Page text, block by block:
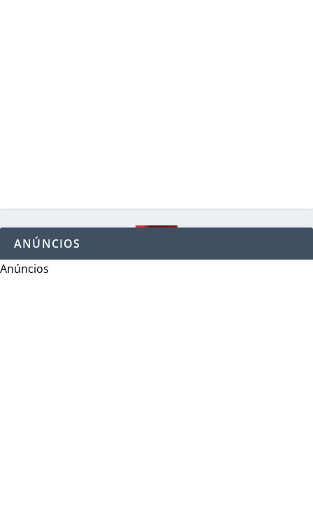
ANÚNCIOS
Anúncios